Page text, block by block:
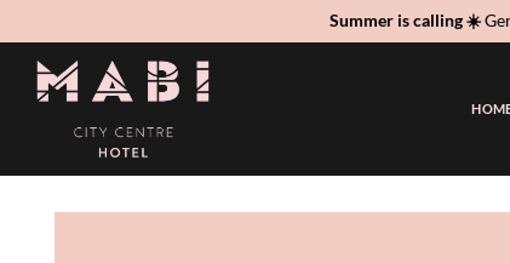
Inhalt
springen
Summer is calling ☀️